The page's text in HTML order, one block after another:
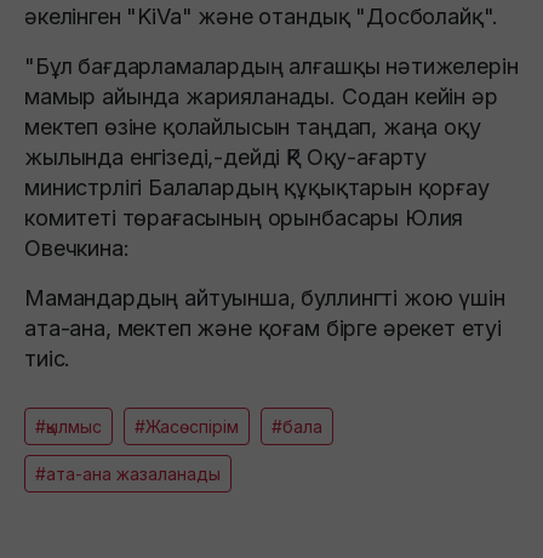
әкелінген "KiVa" және отандық "Досболайқ".
"Бұл бағдарламалардың алғашқы нәтижелерін
мамыр айында жарияланады. Содан кейін әр
мектеп өзіне қолайлысын таңдап, жаңа оқу
жылында енгізеді,-дейді ҚР Оқу-ағарту
министрлігі Балалардың құқықтарын қорғау
комитеті төрағасының орынбасары Юлия
Овечкина:
Мамандардың айтуынша, буллингті жою үшін
ата-ана, мектеп және қоғам бірге әрекет етуі
тиіс.
#қылмыс #Жасөспірім #бала
#ата-ана жазаланады